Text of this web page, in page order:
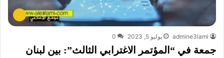
.
admine3lami يوليو 5, 2023 0
جمعة في “المؤتمر الاغترابي الثالث”: بين لبنان